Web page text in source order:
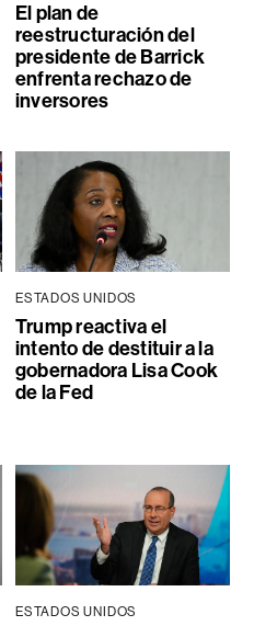
El plan de
reestructuración del
presidente de Barrick
enfrenta rechazo de
inversores
ESTADOS UNIDOS
Trump reactiva el
intento de destituir a la
gobernadora Lisa Cook
de la Fed
ESTADOS UNIDOS